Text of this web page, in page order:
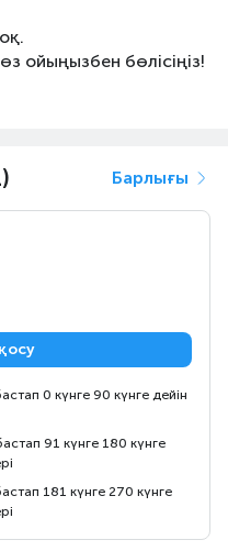
ойыңызбен бөлісіңіз!
Барлығы
0 күнге 90 күнге дейін
91 күнге 180 күнге
181 күнге 270 күнге